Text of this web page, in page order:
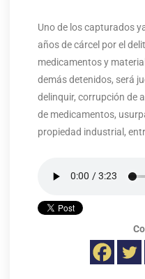
Uno de los capturados
años de cárcel por el
medicamentos y
demás detenidos, será
delinquir, corrupción de
de medicamentos,
propiedad industrial,